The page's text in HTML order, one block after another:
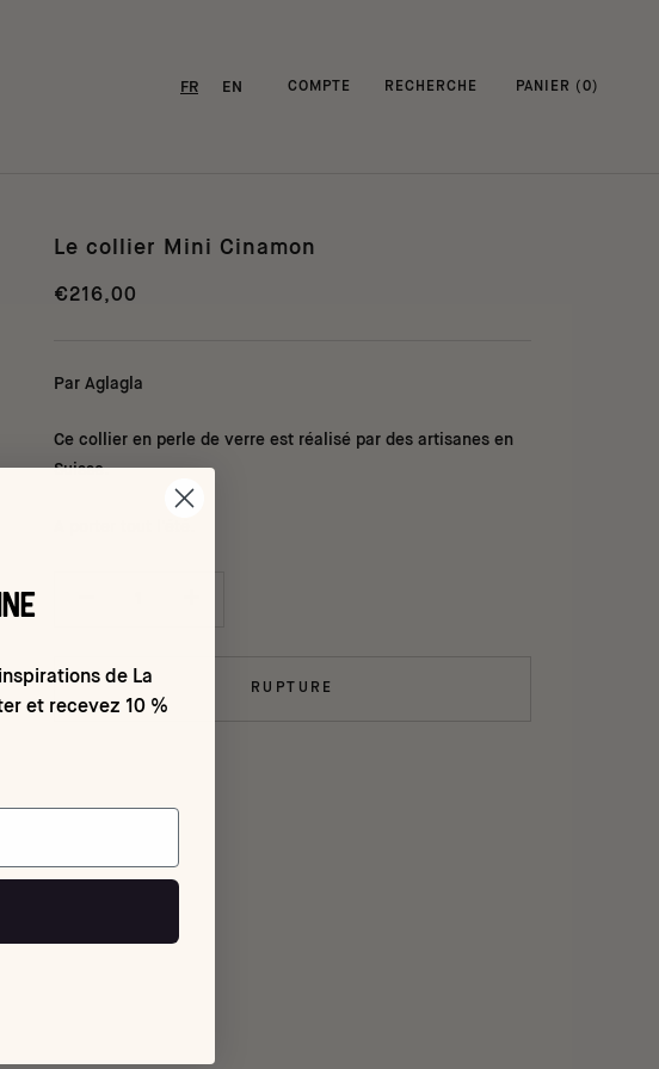
FR EN COMPTE RECHERCHE PANIER ( 0)
Le collier Mini Cinamon
€216,00
Par Aglagla
Ce collier en perle de verre est réalisé par des artisanes en
Suisse.
RUPTURE
de La
et recevez 10 %